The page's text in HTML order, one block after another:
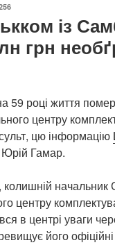
із
грн
59 році життя
центру
цю інформацію
Гамар.
начальник
центру
в центрі уваги
його